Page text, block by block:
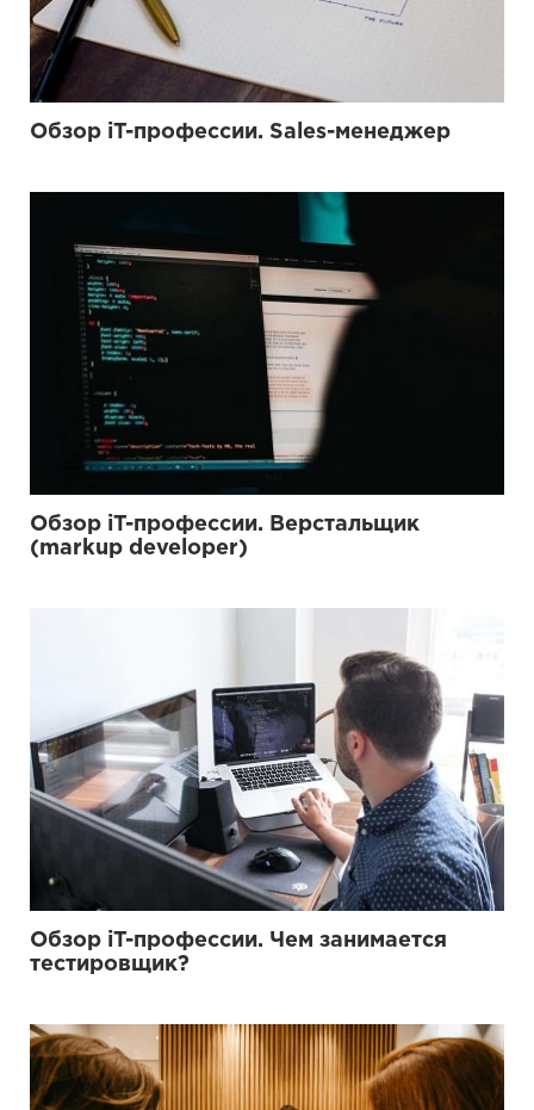
Обзор iT-профессии. Sales-менеджер
Обзор iT-профессии. Верстальщик
(markup developer)
Обзор iT-профессии. Чем занимается
тестировщик?